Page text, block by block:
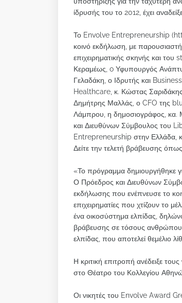
ίδρυσής του το 2012, έχει
Το Envolve Entrepreneurship
κοινό εκδήλωση, με
επιχειρηματικής σκηνής και
Κεραμέως, o Υφυπουργός
Γελαδάκη, ο Ιδρυτής και
Healthcare, κ. Κώστας
Δημήτρης Μαλλάς, ο CFO της
Λάμπρου, η δημοσιογράφος, κα.
και Διευθύνων Σύμβουλος του
Entrepreneurship στην Ελλάδα,
Δείτε την τελετή βράβευσης
«Το πρόγραμμα δημιουργήθηκε
Ο Πρόεδρος και Διευθύνων
εκδήλωσης που ενέπνευσε το
επιχειρηματίες που χτίζουν το
ένα οικοσύστημα ελπίδας,
βράβευσης σε τόσους ανθρώπους.
ελπίδας, που αποτελεί θεμέλιο
Η κριτική επιτροπή ανέδειξε
στο Θέατρο του Κολλεγίου
Οι νικητές του Envolve Award